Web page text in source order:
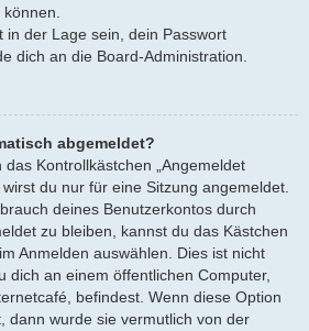
in der Lage sein, dein Passwort
dich an die Board-Administration.
abgemeldet?
Kontrollkästchen „Angemeldet
du nur für eine Sitzung angemeldet.
deines Benutzerkontos durch
zu bleiben, kannst du das Kästchen
Anmelden auswählen. Dies ist nicht
dich an einem öffentlichen Computer,
befindest. Wenn diese Option
dann wurde sie vermutlich von der